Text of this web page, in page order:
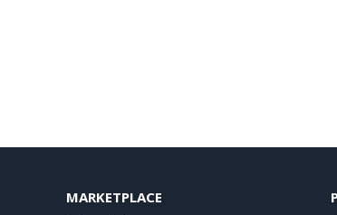
MARKETPLACE